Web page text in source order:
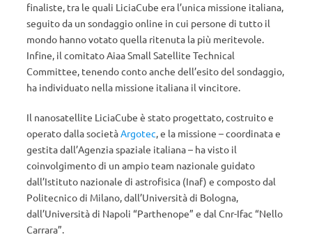
finaliste, tra le quali LiciaCube era l’unica missione italiana,
seguito da un sondaggio online in cui persone di tutto il
mondo hanno votato quella ritenuta la più meritevole.
Infine, il comitato Aiaa Small Satellite Technical
Committee, tenendo conto anche dell’esito del sondaggio,
ha individuato nella missione italiana il vincitore.
Il nanosatellite LiciaCube è stato progettato, costruito e
operato dalla societàArgotec, e la missione – coordinata e
gestita dall’Agenzia spaziale italiana – ha visto il
coinvolgimento di un ampio team nazionale guidato
dall’Istituto nazionale di astrofisica (Inaf) e composto dal
Politecnico di Milano, dall’Università di Bologna,
dall’Università di Napoli “Parthenope” e dal Cnr-Ifac “Nello
Carrara”.